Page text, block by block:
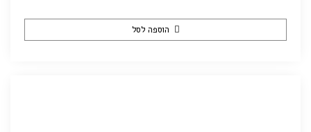
הוספה לסל